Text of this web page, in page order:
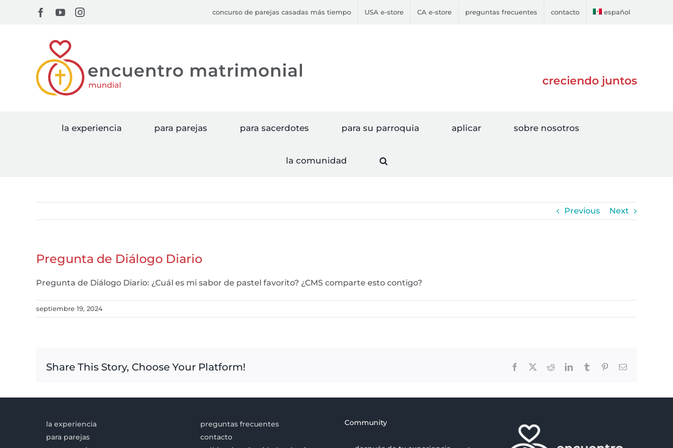
Facebook
YouTubeInstagram concurso de parejas casadas más tiempo USA e-store CA e-store preguntas frecuentes contacto español
creciendo juntos
la experiencia para parejas para sacerdotes para su parroquia aplicar sobre nosotros
la comunidad
Previous Next
Pregunta de Diálogo Diario
Pregunta de Diálogo Diario: ¿Cuál es mi sabor de pastel favorito? ¿CMS comparte esto contigo?
septiembre 19, 2024
Share This Story, Choose Your Platform! Facebook RedditLinkedInTumblr PinterestEmail
la experiencia
para parejas
preguntas frecuentes
contacto
Community